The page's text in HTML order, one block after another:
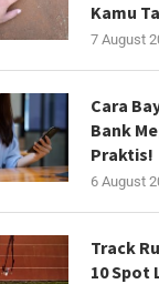
Kamu
7 August
Cara
Bank
Praktis!
6 August
Track
10 Spot